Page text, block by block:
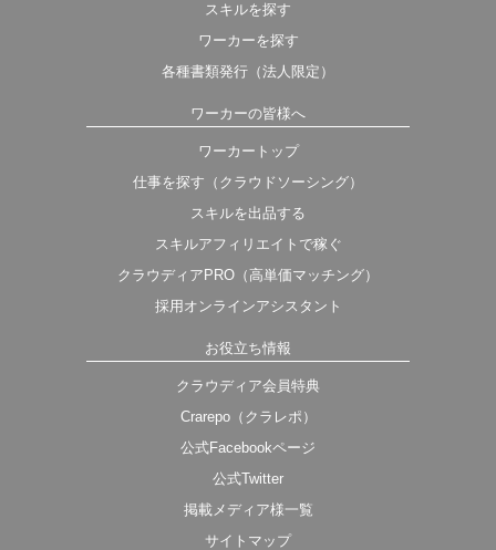
スキルを探す
ワーカーを探す
各種書類発行（法人限定）
ワーカーの皆様へ
ワーカートップ
仕事を探す（クラウドソーシング）
スキルを出品する
スキルアフィリエイトで稼ぐ
クラウディアPRO（高単価マッチング）
採用オンラインアシスタント
お役立ち情報
クラウディア会員特典
Crarepo（クラレポ）
公式Facebookページ
公式Twitter
掲載メディア様一覧
サイトマップ